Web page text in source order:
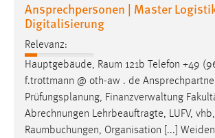
Ansprechpersonen | Master
Digitalisierung
Relevanz:
Hauptgebäude, Raum 121b Telefon +49
f.trottmann @ oth-aw . de
Prüfungsplanung, Finanzverwaltung
Abrechnungen Lehrbeauftragte, LUFV, vhb,
Raumbuchungen, Organisation [...]